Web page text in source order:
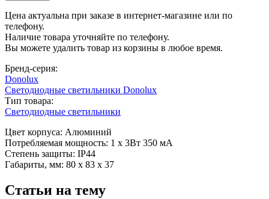
Цена актуальна при заказе в интернет-магазине или по
телефону.
Наличие товара уточняйте по телефону.
Вы можете удалить товар из корзины в любое время.
Бренд-серия:
Donolux
Светодиодные светильники Donolux
Тип товара:
Светодиодные светильники
Цвет корпуса: Алюминий
Потребляемая мощность: 1 х 3Вт 350 мА
Степень защиты: IP44
Габариты, мм: 80 х 83 х 37
Статьи на тему